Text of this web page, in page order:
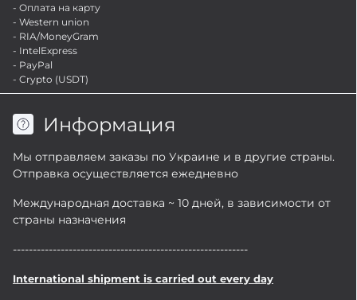
- Оплата на карту
- Western union
- RIA/MoneyGram
- IntelExpress
- PayPal
- Crypto (USDT)
Информация
Мы отправляем заказы по Украине и в другие страны.
Отправка осуществляется ежедневно
Международная доставка ~ 10 дней, в зависимости от
страны назначения
-----------------------------------------------------------
International shipment is carried out every day